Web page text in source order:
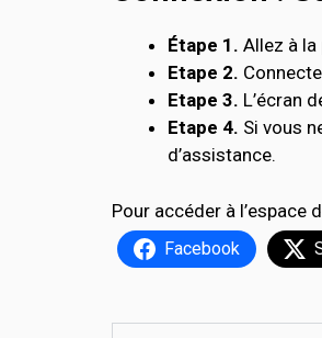
Étape 1. Allez à
Etape 2.
Etape 3. L’écran
Etape 4. Si vous
d’assistance.
Pour accéder à l’espace
Facebook